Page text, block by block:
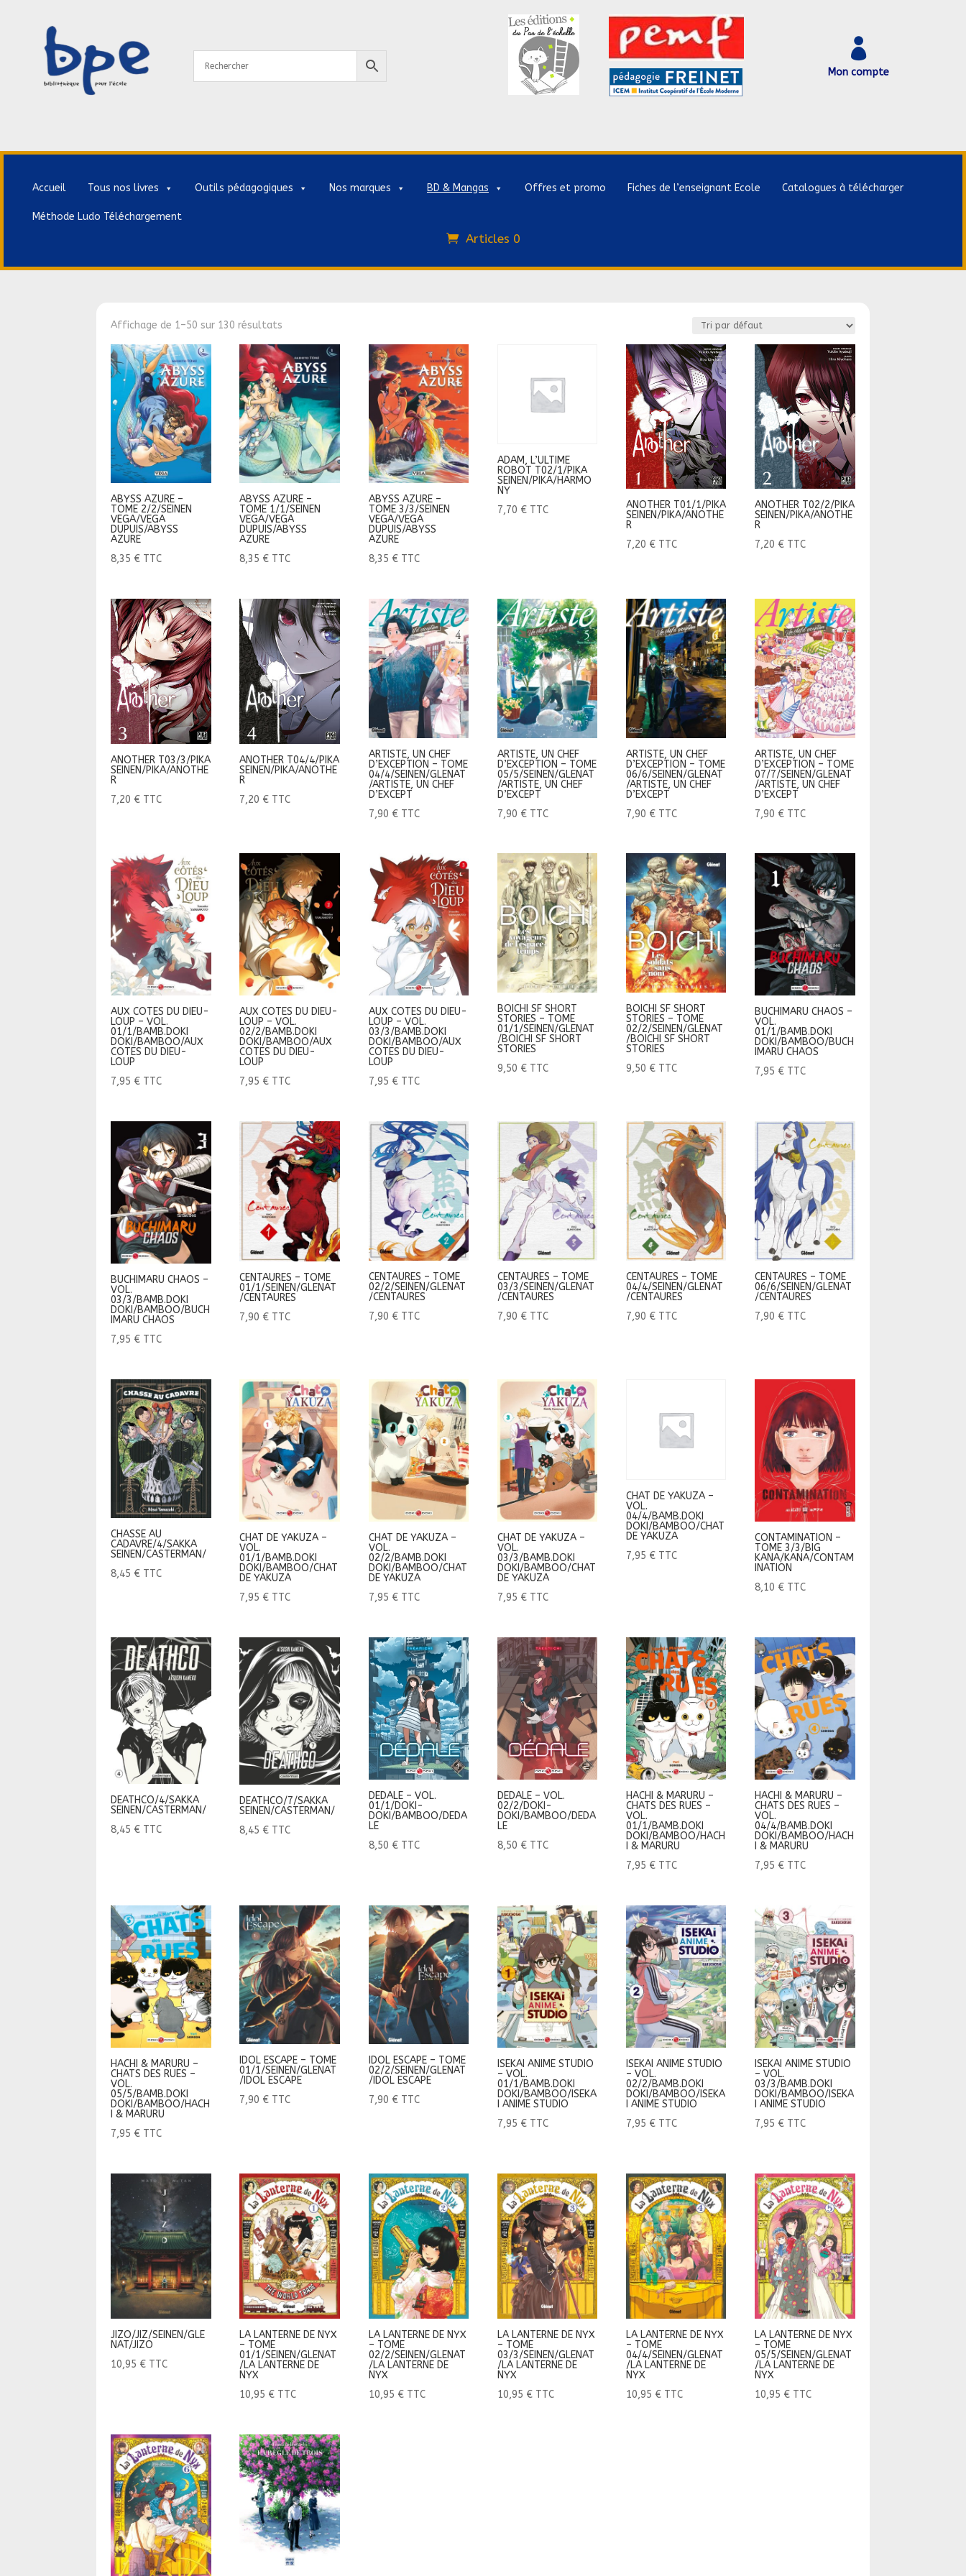

Mon compte
Accueil Tous nos livres Outils pédagogiques Nos marques BD & Mangas Offres et promo Fiches de l’enseignant Ecole Catalogues à télécharger
Méthode Ludo Téléchargement
Articles 0
Affichage de 1–50 sur 130 résultats
ABYSS AZURE –
TOME 2/2/SEINEN
VEGA/VEGA
DUPUIS/ABYSS
AZURE
8,35 € TTC
ABYSS AZURE –
TOME 1/1/SEINEN
VEGA/VEGA
DUPUIS/ABYSS
AZURE
8,35 € TTC
ABYSS AZURE –
TOME 3/3/SEINEN
VEGA/VEGA
DUPUIS/ABYSS
AZURE
8,35 € TTC
ADAM, L’ULTIME
ROBOT T02/1/PIKA
SEINEN/PIKA/HARMO
NY
7,70 € TTC
ANOTHER T01/1/PIKA
SEINEN/PIKA/ANOTHE
R
7,20 € TTC
ANOTHER T02/2/PIKA
SEINEN/PIKA/ANOTHE
R
7,20 € TTC
ANOTHER T03/3/PIKA
SEINEN/PIKA/ANOTHE
R
7,20 € TTC
ANOTHER T04/4/PIKA
SEINEN/PIKA/ANOTHE
R
7,20 € TTC
ARTISTE, UN CHEF
D’EXCEPTION – TOME
04/4/SEINEN/GLENAT
/ARTISTE, UN CHEF
D’EXCEPT
7,90 € TTC
ARTISTE, UN CHEF
D’EXCEPTION – TOME
05/5/SEINEN/GLENAT
/ARTISTE, UN CHEF
D’EXCEPT
7,90 € TTC
ARTISTE, UN CHEF
D’EXCEPTION – TOME
06/6/SEINEN/GLENAT
/ARTISTE, UN CHEF
D’EXCEPT
7,90 € TTC
ARTISTE, UN CHEF
D’EXCEPTION – TOME
07/7/SEINEN/GLENAT
/ARTISTE, UN CHEF
D’EXCEPT
7,90 € TTC
AUX COTES DU DIEU-
LOUP – VOL.
01/1/BAMB.DOKI
DOKI/BAMBOO/AUX
COTES DU DIEU-
LOUP
7,95 € TTC
AUX COTES DU DIEU-
LOUP – VOL.
02/2/BAMB.DOKI
DOKI/BAMBOO/AUX
COTES DU DIEU-
LOUP
7,95 € TTC
AUX COTES DU DIEU-
LOUP – VOL.
03/3/BAMB.DOKI
DOKI/BAMBOO/AUX
COTES DU DIEU-
LOUP
7,95 € TTC
BOICHI SF SHORT
STORIES – TOME
01/1/SEINEN/GLENAT
/BOICHI SF SHORT
STORIES
9,50 € TTC
BOICHI SF SHORT
STORIES – TOME
02/2/SEINEN/GLENAT
/BOICHI SF SHORT
STORIES
9,50 € TTC
BUCHIMARU CHAOS –
VOL.
01/1/BAMB.DOKI
DOKI/BAMBOO/BUCH
IMARU CHAOS
7,95 € TTC
BUCHIMARU CHAOS –
VOL.
03/3/BAMB.DOKI
DOKI/BAMBOO/BUCH
IMARU CHAOS
7,95 € TTC
CENTAURES – TOME
01/1/SEINEN/GLENAT
/CENTAURES
7,90 € TTC
CENTAURES – TOME
02/2/SEINEN/GLENAT
/CENTAURES
7,90 € TTC
CENTAURES – TOME
03/3/SEINEN/GLENAT
/CENTAURES
7,90 € TTC
CENTAURES – TOME
04/4/SEINEN/GLENAT
/CENTAURES
7,90 € TTC
CENTAURES – TOME
06/6/SEINEN/GLENAT
/CENTAURES
7,90 € TTC
CHASSE AU
CADAVRE/4/SAKKA
SEINEN/CASTERMAN/
8,45 € TTC
CHAT DE YAKUZA –
VOL.
01/1/BAMB.DOKI
DOKI/BAMBOO/CHAT
DE YAKUZA
7,95 € TTC
CHAT DE YAKUZA –
VOL.
02/2/BAMB.DOKI
DOKI/BAMBOO/CHAT
DE YAKUZA
7,95 € TTC
CHAT DE YAKUZA –
VOL.
03/3/BAMB.DOKI
DOKI/BAMBOO/CHAT
DE YAKUZA
7,95 € TTC
CHAT DE YAKUZA –
VOL.
04/4/BAMB.DOKI
DOKI/BAMBOO/CHAT
DE YAKUZA
7,95 € TTC
CONTAMINATION –
TOME 3/3/BIG
KANA/KANA/CONTAM
INATION
8,10 € TTC
DEATHCO/4/SAKKA
SEINEN/CASTERMAN/
8,45 € TTC
DEATHCO/7/SAKKA
SEINEN/CASTERMAN/
8,45 € TTC
DEDALE – VOL.
01/1/DOKI-
DOKI/BAMBOO/DEDA
LE
8,50 € TTC
DEDALE – VOL.
02/2/DOKI-
DOKI/BAMBOO/DEDA
LE
8,50 € TTC
HACHI & MARURU –
CHATS DES RUES –
VOL.
01/1/BAMB.DOKI
DOKI/BAMBOO/HACH
I & MARURU
7,95 € TTC
HACHI & MARURU –
CHATS DES RUES –
VOL.
04/4/BAMB.DOKI
DOKI/BAMBOO/HACH
I & MARURU
7,95 € TTC
HACHI & MARURU –
CHATS DES RUES –
VOL.
05/5/BAMB.DOKI
DOKI/BAMBOO/HACH
I & MARURU
7,95 € TTC
IDOL ESCAPE – TOME
01/1/SEINEN/GLENAT
/IDOL ESCAPE
7,90 € TTC
IDOL ESCAPE – TOME
02/2/SEINEN/GLENAT
/IDOL ESCAPE
7,90 € TTC
ISEKAI ANIME STUDIO
– VOL.
01/1/BAMB.DOKI
DOKI/BAMBOO/ISEKA
I ANIME STUDIO
7,95 € TTC
ISEKAI ANIME STUDIO
– VOL.
02/2/BAMB.DOKI
DOKI/BAMBOO/ISEKA
I ANIME STUDIO
7,95 € TTC
ISEKAI ANIME STUDIO
– VOL.
03/3/BAMB.DOKI
DOKI/BAMBOO/ISEKA
I ANIME STUDIO
7,95 € TTC
JIZO/JIZ/SEINEN/GLE
NAT/JIZO
10,95 € TTC
LA LANTERNE DE NYX
– TOME
01/1/SEINEN/GLENAT
/LA LANTERNE DE
NYX
10,95 € TTC
LA LANTERNE DE NYX
– TOME
02/2/SEINEN/GLENAT
/LA LANTERNE DE
NYX
10,95 € TTC
LA LANTERNE DE NYX
– TOME
03/3/SEINEN/GLENAT
/LA LANTERNE DE
NYX
10,95 € TTC
LA LANTERNE DE NYX
– TOME
04/4/SEINEN/GLENAT
/LA LANTERNE DE
NYX
10,95 € TTC
LA LANTERNE DE NYX
– TOME
05/5/SEINEN/GLENAT
/LA LANTERNE DE
NYX
10,95 € TTC